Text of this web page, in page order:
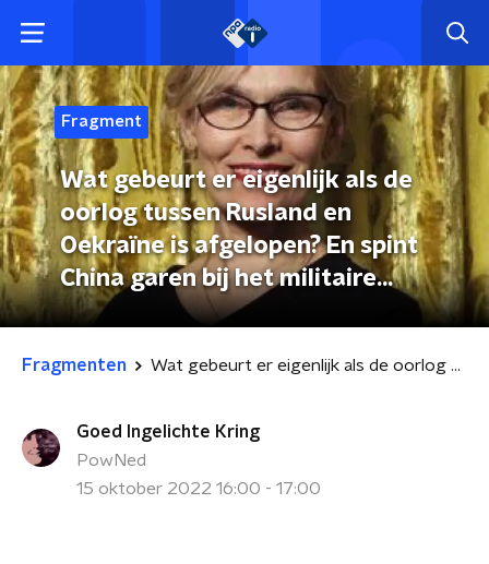
Fragment
Wat gebeurt er eigenlijk als de
oorlog tussen Rusland en
Oekraïne is afgelopen? En spint
China garen bij het militaire
conflict?
Fragmenten Wat gebeurt er eigenlijk als de oorlog tussen Rusland en Oekraïne is afgelopen? En spint China garen bij het militaire conflict?
Goed Ingelichte Kring
PowNed
15 oktober 2022 16:00 - 17:00